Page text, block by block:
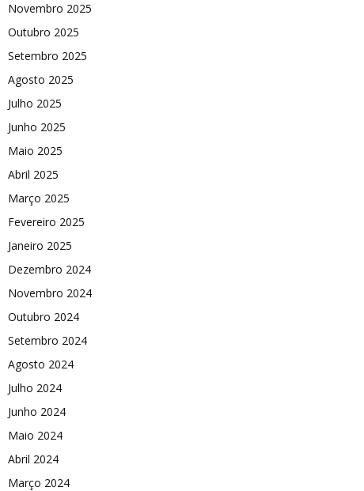
Novembro 2025
Outubro 2025
Setembro 2025
Agosto 2025
Julho 2025
Junho 2025
Maio 2025
Abril 2025
Março 2025
Fevereiro 2025
Janeiro 2025
Dezembro 2024
Novembro 2024
Outubro 2024
Setembro 2024
Agosto 2024
Julho 2024
Junho 2024
Maio 2024
Abril 2024
Março 2024